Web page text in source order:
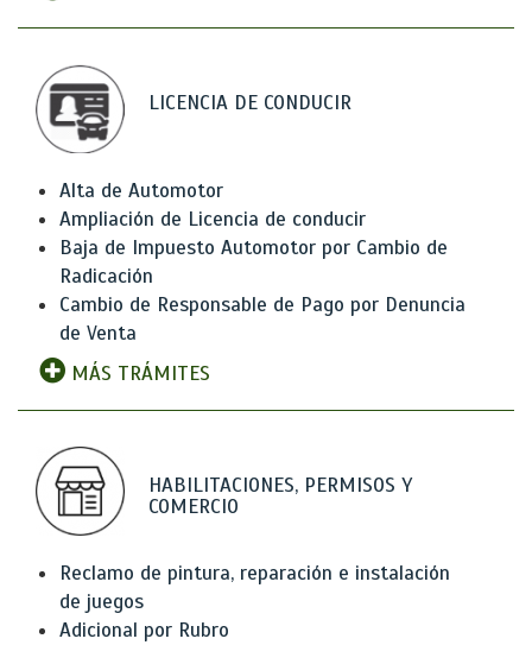
LICENCIA DE CONDUCIR
Alta de Automotor
Ampliación de Licencia de conducir
Baja de Impuesto Automotor por Cambio de
Radicación
Cambio de Responsable de Pago por Denuncia
de Venta
MÁS TRÁMITES
HABILITACIONES, PERMISOS Y
COMERCIO
Reclamo de pintura, reparación e instalación
de juegos
Adicional por Rubro